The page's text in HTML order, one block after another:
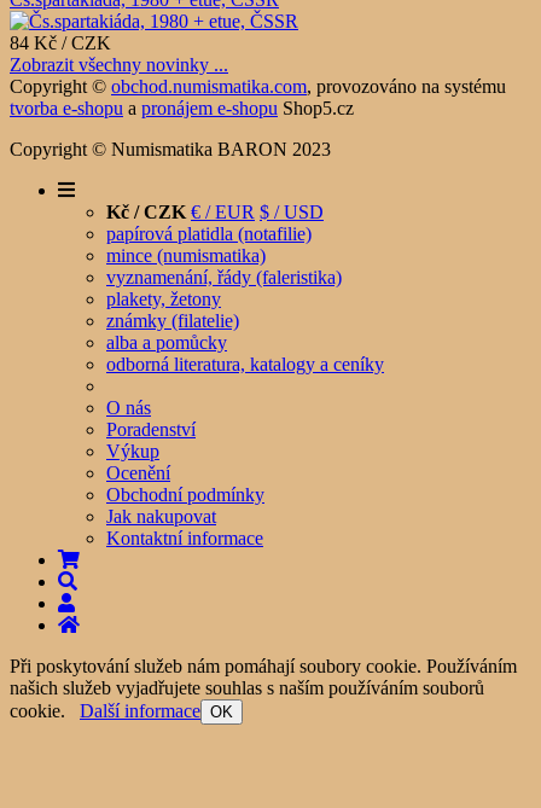
84 Kč / CZK
Zobrazit všechny novinky ...
Copyright © obchod.numismatika.com, provozováno na systému
tvorba e-shopu a pronájem e-shopu Shop5.cz
Copyright © Numismatika BARON 2023
Kč / CZK € / EUR $ / USD
papírová platidla (notafilie)
mince (numismatika)
vyznamenání, řády (faleristika)
plakety, žetony
známky (filatelie)
alba a pomůcky
odborná literatura, katalogy a ceníky
O nás
Poradenství
Výkup
Ocenění
Obchodní podmínky
Jak nakupovat
Kontaktní informace
Při poskytování služeb nám pomáhají soubory cookie. Používáním
našich služeb vyjadřujete souhlas s naším používáním souborů
cookie. Další informace